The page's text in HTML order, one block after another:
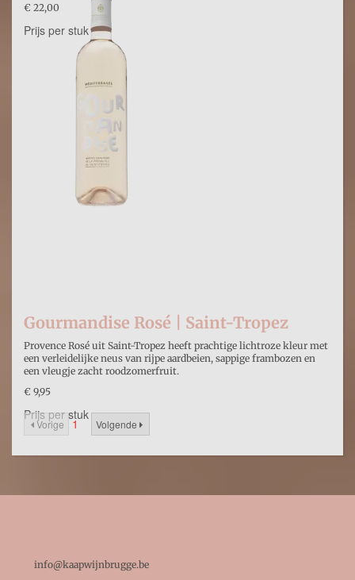
€ 22,00
Prijs per stuk
Gourmandise Rosé | Saint-Tropez
Provence Rosé uit Saint-Tropez heeft prachtige lichtroze kleur met
een verleidelijke neus van rijpe aardbeien, sappige frambozen en
een vleugje zacht roodzomerfruit.
€ 9,95
Prijs per stuk
Vorige 1 2 Volgende
info@kaapwijnbrugge.be